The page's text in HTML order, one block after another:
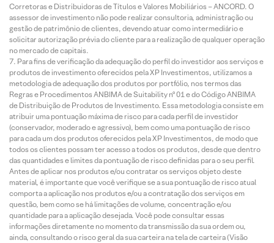
Corretoras e Distribuidoras de Títulos e Valores Mobiliários – ANCORD. O
assessor de investimento não pode realizar consultoria, administração ou
gestão de patrimônio de clientes, devendo atuar como intermediário e
solicitar autorização prévia do cliente para a realização de qualquer operação
no mercado de capitais.
Para fins de verificação da adequação do perfil do investidor aos serviços e
produtos de investimento oferecidos pela XP Investimentos, utilizamos a
metodologia de adequação dos produtos por portfólio, nos termos das
Regras e Procedimentos ANBIMA de Suitability nº 01 e do Código ANBIMA
de Distribuição de Produtos de Investimento. Essa metodologia consiste em
atribuir uma pontuação máxima de risco para cada perfil de investidor
(conservador, moderado e agressivo), bem como uma pontuação de risco
para cada um dos produtos oferecidos pela XP Investimentos, de modo que
todos os clientes possam ter acesso a todos os produtos, desde que dentro
das quantidades e limites da pontuação de risco definidas para o seu perfil.
Antes de aplicar nos produtos e/ou contratar os serviços objeto deste
material, é importante que você verifique se a sua pontuação de risco atual
comporta a aplicação nos produtos e/ou a contratação dos serviços em
questão, bem como se há limitações de volume, concentração e/ou
quantidade para a aplicação desejada. Você pode consultar essas
informações diretamente no momento da transmissão da sua ordem ou,
ainda, consultando o risco geral da sua carteira na tela de carteira (Visão